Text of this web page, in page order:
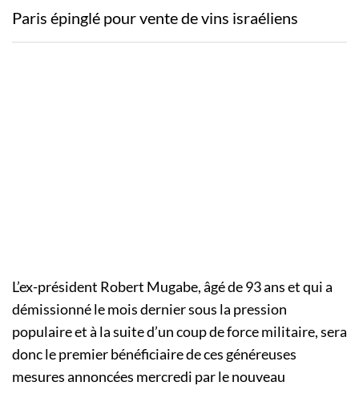
Paris épinglé pour vente de vins israéliens
L’ex-président Robert Mugabe, âgé de 93 ans et qui a
démissionné le mois dernier sous la pression
populaire et à la suite d’un coup de force militaire, sera
donc le premier bénéficiaire de ces généreuses
mesures annoncées mercredi par le nouveau